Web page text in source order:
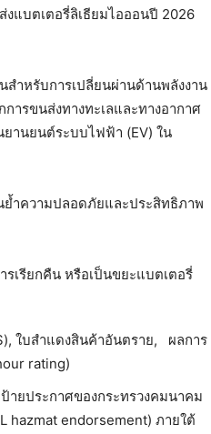
แบตเตอรี่ลิเธียมไอออนปี 2026
ำหรับการเปลี่ยนผ่านด้านพลังงาน
ารขนส่งทางทะเลและทางอากาศ
ยานยนต์ระบบไฟฟ้า (EV) ใน
ำความปลอดภัยและประสิทธิภาพ
เรียกคืน หรือเป็นขยะแบตเตอรี่
ใบสำแดงสินค้าอันตราย, ผลการ
rating)
ยประกาศของกระทรวงคมนาคม
hazmat endorsement) ภายใต้